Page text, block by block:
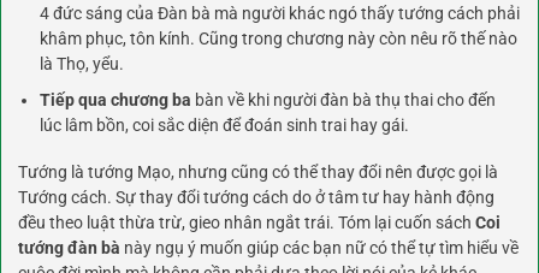
4 đức sáng của Đàn bà mà người khác ngó thấy tướng cách phải
khâm phục, tôn kính. Cũng trong chương này còn nêu rõ thế nào
là Thọ, yểu.
Tiếp qua chương ba bàn về khi người đàn bà thụ thai cho đến
lúc lâm bồn, coi sắc diện để đoán sinh trai hay gái.
Tướng là tướng Mạo, nhưng cũng có thể thay đổi nên được gọi là
Tướng cách. Sự thay đổi tướng cách do ở tâm tư hay hành động
đều theo luật thừa trừ, gieo nhân ngắt trái. Tóm lại cuốn sách Coi
tướng đàn bà này ngụ ý muốn giúp các bạn nữ có thể tự tìm hiểu về